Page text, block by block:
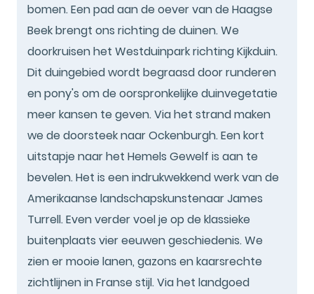
bomen. Een pad aan de oever van de Haagse
Beek brengt ons richting de duinen. We
doorkruisen het Westduinpark richting Kijkduin.
Dit duingebied wordt begraasd door runderen
en pony's om de oorspronkelijke duinvegetatie
meer kansen te geven. Via het strand maken
we de doorsteek naar Ockenburgh. Een kort
uitstapje naar het Hemels Gewelf is aan te
bevelen. Het is een indrukwekkend werk van de
Amerikaanse landschapskunstenaar James
Turrell. Even verder voel je op de klassieke
buitenplaats vier eeuwen geschiedenis. We
zien er mooie lanen, gazons en kaarsrechte
zichtlijnen in Franse stijl. Via het landgoed